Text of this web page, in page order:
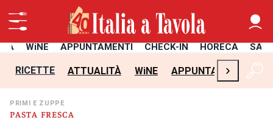
WiNE APPUNTAMENTI CHECK-IN HORECA
RICETTE ATTUALITÀ WiNE APPUNTAMENTI
›
PASTA FRESCA
PRIMI E ZUPPE